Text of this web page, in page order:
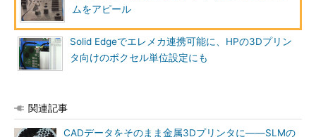
ムをアピール
Solid Edgeでエレメカ連携可能に、HPの3Dプリン
タ向けのボクセル単位設定にも
関連記事
CADデータをそのまま金属3Dプリンタに――SLMの